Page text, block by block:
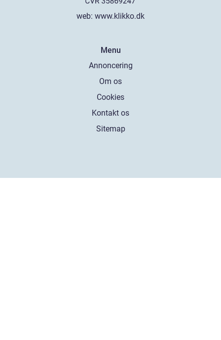
web: www.klikko.dk
Menu
Annoncering
Om os
Cookies
Kontakt os
Sitemap